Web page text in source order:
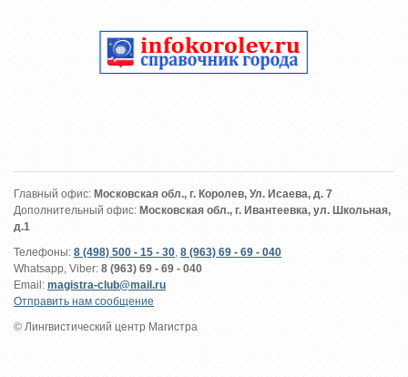
Главный офис: Московская обл., г. Королев, Ул. Исаева, д. 7
Дополнительный офис: Московская обл., г. Ивантеевка, ул. Школьная,
д.1
Телефоны: 8 (498) 500 - 15 - 30 8 (963) 69 - 69 - 040
Whatsapp, Viber: 8 (963) 69 - 69 - 040
Email: magistra-club@mail.ru
Отправить нам сообщение
© Лингвистический центр Магистра